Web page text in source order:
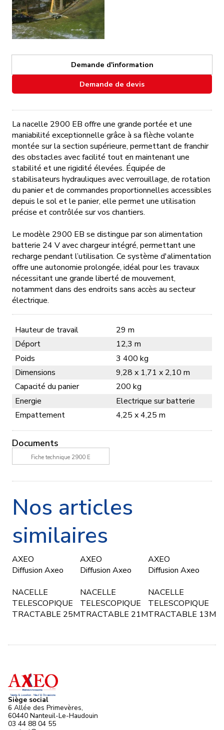
Qui sommes-nous ?
Nos matériels
Nos accessoires
Nos occasions
Contactez-nous
Hauteur de travail
29 m
Déport
12,3 m
Poids
3 400 kg
Dimensions
9,28 x 1,71 x 2,10 m
Capacité du panier
200 kg
Energie
Electrique sur batterie
Empattement
4,25 x 4,25 m
La nacelle 2900 EB offre une grande portée et une
maniabilité exceptionnelle grâce à sa flèche volante
montée sur la section supérieure, permettant de franchir
des obstacles avec facilité tout en maintenant une
stabilité et une rigidité élevées. Équipée de
stabilisateurs hydrauliques avec verrouillage, de rotation
du panier et de commandes proportionnelles accessibles
depuis le sol et le panier, elle permet une utilisation
précise et contrôlée sur vos chantiers.
Le modèle 2900 EB se distingue par son alimentation
batterie 24 V avec chargeur intégré, permettant une
recharge pendant l’utilisation. Ce système d'alimentation
offre une autonomie prolongée, idéal pour les travaux
nécessitant une grande liberté de mouvement,
notamment dans des endroits sans accès au secteur
électrique.
Documents
Fiche technique 2900 E
Demande de devis
Demande d'information
Nos articles
similaires
AXEO
Diffusion Axeo
NACELLE
TELESCOPIQUE
TRACTABLE 25M
AXEO
Diffusion Axeo
NACELLE
TELESCOPIQUE
TRACTABLE 21M
AXEO
Diffusion Axeo
NACELLE
TELESCOPIQUE
TRACTABLE 13M
Siège social
6 Allée des Primevères,
60440 Nanteuil-Le-Haudouin
03 44 88 04 55